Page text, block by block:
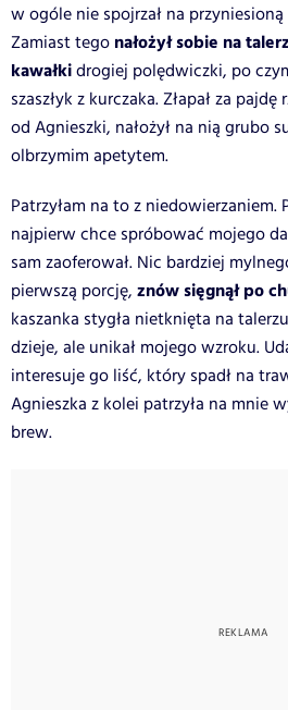
w ogóle nie spojrzał na
Zamiast tego nałożył sobie na
kawałkidrogiej polędwiczki, po
szaszłyk z kurczaka. Złapał za
od Agnieszki, nałożył na nią grubo
olbrzymim apetytem.
Patrzyłam na to z niedowierzaniem.
najpierw chce spróbować mojego
sam zaoferował. Nic bardziej
pierwszą porcję, znów sięgnął po
kaszanka stygła nietknięta na
dzieje, ale unikał mojego wzroku.
interesuje go liść, który spadł na
Agnieszka z kolei patrzyła na mnie
brew.